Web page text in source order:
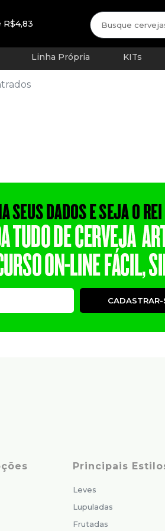
Linha Própria KITs
CADASTRAR-
Principais
Leves
Lupuladas
Frutadas